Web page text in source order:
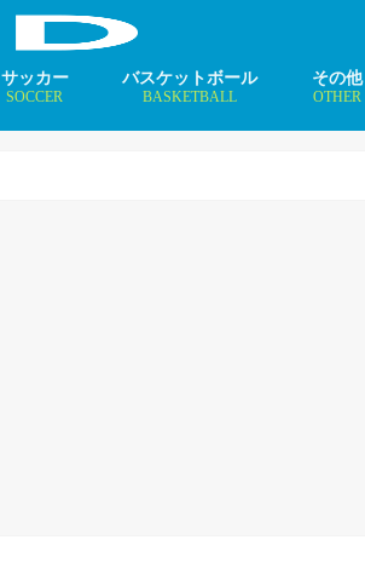
サッカー
SOCCER
バスケットボール
BASKETBALL
その他
OTHER